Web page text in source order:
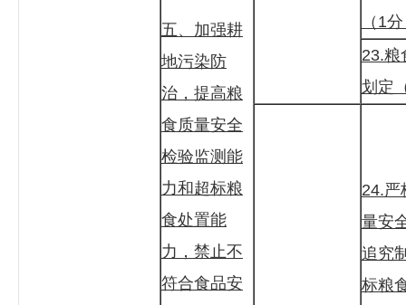
五、加强耕
地污染防
治，提高粮
食质量安全
检验监测能
力和超标粮
食处置能
力，禁止不
符合食品安
（1
23.粮
划定
24.严
量安
追究
标粮